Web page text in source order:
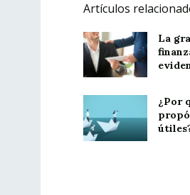
Artículos
La
¿Por